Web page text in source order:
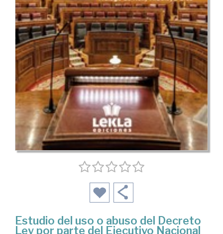
Estudio del uso o abuso del Decreto
Ley por parte del Ejecutivo Nacional